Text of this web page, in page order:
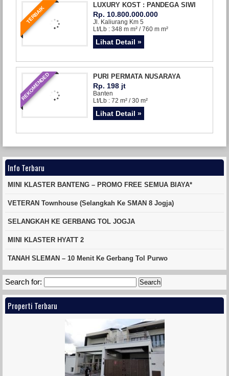
TERBAIK LUXURY KOST : PANDEGA SIWI
Rp. 10.800.000.000
Jl. Kaliurang Km 5
Lt/Lb : 348 m m² / 760 m m²
Lihat Detail »
REKOMENDED PURI PERMATA NUSARAYA
Rp. 198 jt
Banten
Lt/Lb : 72 m² / 30 m²
Lihat Detail »
Info Terbaru
MINI KLASTER BANTENG – PROMO FREE SEMUA BIAYA*
VETERAN Townhouse (Selangkah Ke SMAN 8 Jogja)
SELANGKAH KE GERBANG TOL JOGJA
MINI KLASTER HYATT 2
TANAH SLEMAN – 10 Menit Ke Gerbang Tol Purwo
Search for:
Properti Terbaru